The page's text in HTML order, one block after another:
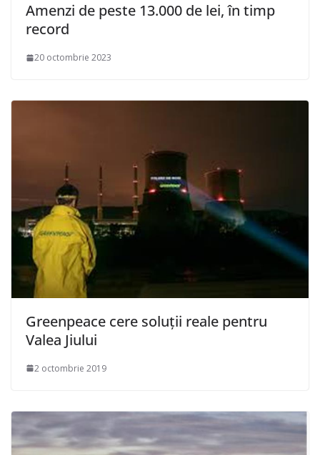
Amenzi de peste 13.000 de lei, în timp
record
20 octombrie 2023
Greenpeace cere soluții reale pentru
Valea Jiului
2 octombrie 2019